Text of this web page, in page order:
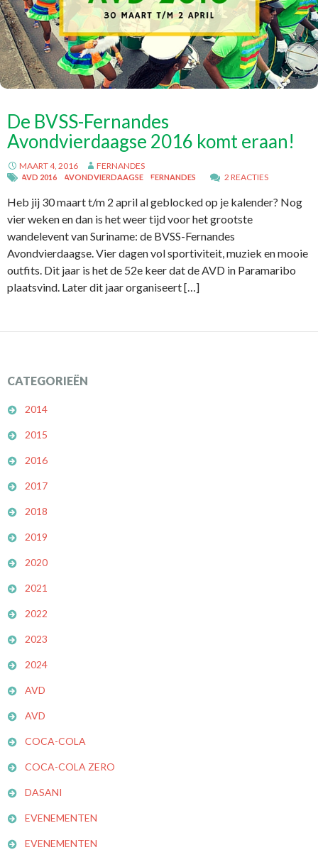
De BVSS-Fernandes
Avondvierdaagse 2016 komt eraan!
MAART 4, 2016 FERNANDES
AVD 2016 AVONDVIERDAAGSE FERNANDES 2 REACTIES
Heb jij 30 maart t/m 2 april al geblocked op je kalender? Nog
vier weken en dan is het weer tijd voor het grootste
wandelevent van Suriname: de BVSS-Fernandes
Avondvierdaagse. Vier dagen vol sportiviteit, muziek en mooie
outfits. Dit jaar is het de 52e keer dat de AVD in Paramaribo
plaatsvind. Later dit jaar organiseert […]
CATEGORIEËN
2014
2015
2016
2017
2018
2019
2020
2021
2022
2023
2024
AVD
AVD
COCA-COLA
COCA-COLA ZERO
DASANI
EVENEMENTEN
EVENEMENTEN